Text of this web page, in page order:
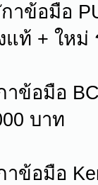
าข้อมือ
แท้ + ใหม่
ข้อมือ
บาท
าข้อมือ